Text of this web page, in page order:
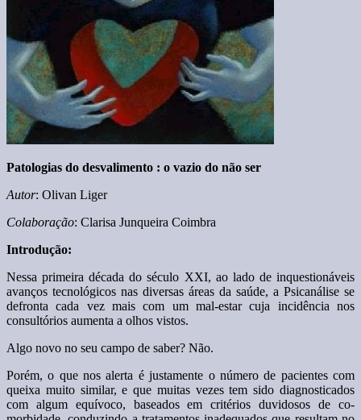
Patologias do desvalimento : o vazio do não ser
Autor: Olivan Liger
Colaboração: Clarisa Junqueira Coimbra
Introdução:
Nessa primeira década do século XXI, ao lado de inquestionáveis
avanços tecnológicos nas diversas áreas da saúde, a Psicanálise se
defronta cada vez mais com um mal-estar cuja incidência nos
consultórios aumenta a olhos vistos.
Algo novo no seu campo de saber? Não.
Porém, o que nos alerta é justamente o número de pacientes com
queixa muito similar, e que muitas vezes tem sido diagnosticados
com algum equívoco, baseados em critérios duvidosos de co-